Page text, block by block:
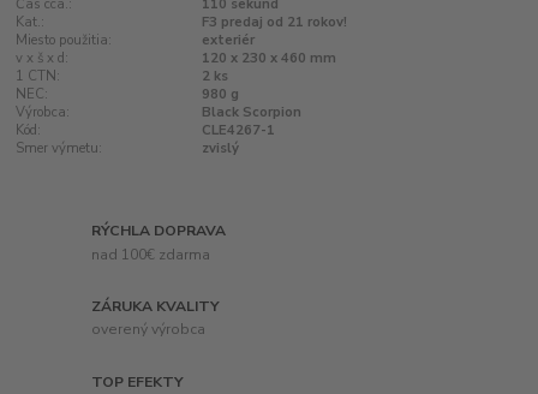
Čas cca.:
110 sekúnd
Kat.:
F3 predaj od 21 rokov!
Miesto použitia:
exteriér
v x š x d:
120 x 230 x 460 mm
1 CTN:
2 ks
NEC:
980 g
Výrobca:
Black Scorpion
Kód:
CLE4267-1
Smer výmetu:
zvislý
RÝCHLA DOPRAVA
nad 100€ zdarma
ZÁRUKA KVALITY
overený výrobca
TOP EFEKTY